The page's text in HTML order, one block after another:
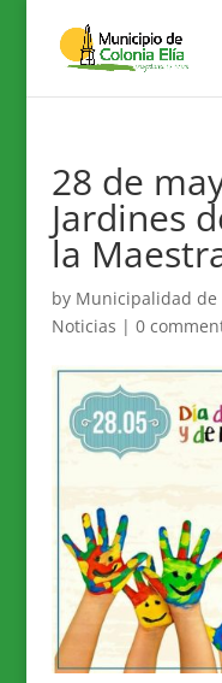
28 de
Jardines
la
by Municipalidad de
Noticias | 0